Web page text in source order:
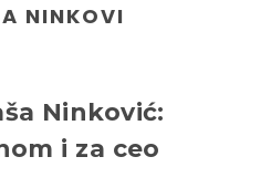
NINKOVI
Ninković:
i za ceo